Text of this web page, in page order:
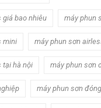
giá bao nhiêu máy phun
mini máy phun sơn
tại hà nội máy phun sơn
máy phun sơn